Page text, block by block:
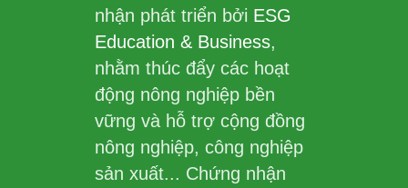
nhận phát triển bởi ESG
Education & Business,
nhằm thúc đẩy các hoạt
động nông nghiệp bền
vững và hỗ trợ cộng đồng
nông nghiệp, công nghiệp
sản xuất... Chứng nhận